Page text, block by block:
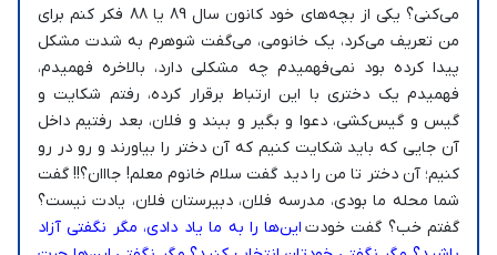
می‌کنی؟ یکی از بچه‌های خود کانون سال 89 یا 88 فکر کنم برای
من تعریف می‌کرد، یک خانومی، می‌گفت شوهرم به شدت مشکل
پیدا کرده بود نمی‌فهمیدم چه مشکلی دارد، بالاخره فهمیدم،
فهمیدم یک دختری با این ارتباط برقرار کرده، رفتم شکایت و
گیس و گیس‌کشی، دعوا و بگیر و ببند و فلان، بعد رفتیم داخل
آن جایی که باید شکایت کنیم که آن دختر را بیاورند و رو در رو
کنیم؛ آن دختر تا من را دید گفت سلام خانوم معلم! جااان؟!! گفت
شما محله ما بودی، مدرسه فلان، دبیرستان فلان، یادت نیست؟
گفتم خب؟ گفت خودت این‌ها را به ما یاد دادی، مگر نگفتی آزاد